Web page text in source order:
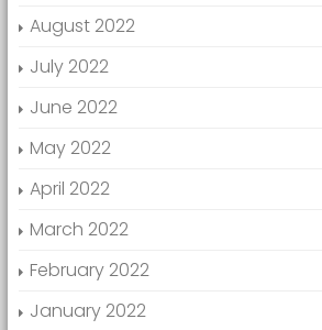
August 2022
July 2022
June 2022
May 2022
April 2022
March 2022
February 2022
January 2022